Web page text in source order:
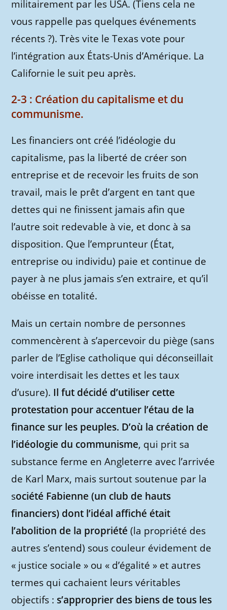
militairement par les USA. (Tiens cela ne
vous rappelle pas quelques événements
récents ?). Très vite le Texas vote pour
l’intégration aux États-Unis d’Amérique. La
Californie le suit peu après.
2-3 : Création du capitalisme et du
communisme.
Les financiers ont créé l’idéologie du
capitalisme, pas la liberté de créer son
entreprise et de recevoir les fruits de son
travail, mais le prêt d’argent en tant que
dettes qui ne finissent jamais afin que
l’autre soit redevable à vie, et donc à sa
disposition. Que l’emprunteur (État,
entreprise ou individu) paie et continue de
payer à ne plus jamais s’en extraire, et qu’il
obéisse en totalité.
Mais un certain nombre de personnes
commencèrent à s’apercevoir du piège (sans
parler de l’Eglise catholique qui déconseillait
voire interdisait les dettes et les taux
d’usure). Il fut décidé d’utiliser cette
protestation pour accentuer l’étau de la
finance sur les peuples. D’où la création de
l’idéologie du communisme, qui prit sa
substance ferme en Angleterre avec l’arrivée
de Karl Marx, mais surtout soutenue par la
société Fabienne (un club de hauts
financiers) dont l’idéal affiché était
l’abolition de la propriété (la propriété des
autres s’entend) sous couleur évidement de
« justice sociale » ou « d’égalité » et autres
termes qui cachaient leurs véritables
objectifs : s’approprier des biens de tous les